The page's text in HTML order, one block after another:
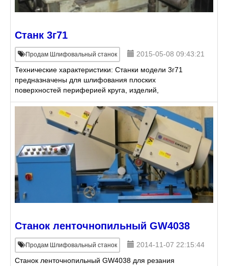
Станк 3г71
Продам Шлифовальный станок
2015-05-08 09:43:21
Технические характеристики: Станки модели 3г71
предназначены для шлифования плоских
поверхностей периферией круга, изделий,
закрепленных на зеркале стола, на магнитной или
электромагнитной плите или в
Станок ленточнопильный GW4038
Продам Шлифовальный станок
2014-11-07 22:15:44
Станок ленточнопильный GW4038 для резания